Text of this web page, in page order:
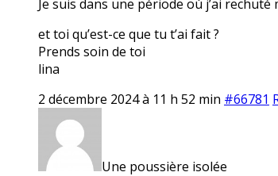
Je suis dans une période où j’ai
et toi qu’est-ce que tu t’ai fait ?
Prends soin de toi
lina
2 décembre 2024 à 11 h 52 min #66781
Une poussière isolée